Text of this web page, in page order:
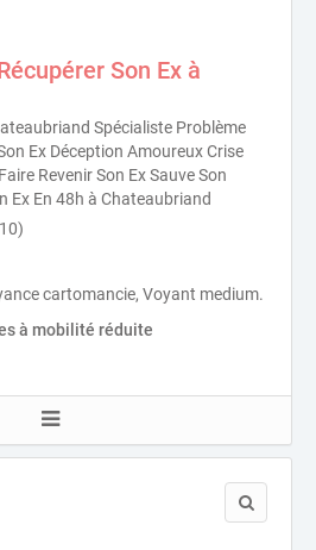
Son Ex à
Spécialiste Problème
Ex Déception Amoureux Crise
Revenir Son Ex Sauve Son
Ex En 48h à Chateaubriand
cartomancie, Voyant medium.
à mobilité réduite